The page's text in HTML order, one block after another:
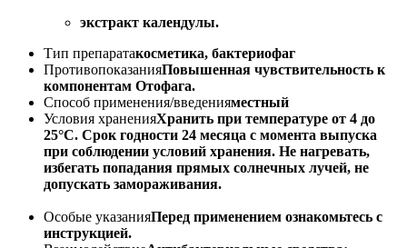
экстракт календулы.
Тип препаратакосметика, бактериофаг
ПротивопоказанияПовышенная чувствительность к
компонентам Отофага.
Способ применения/введенияместный
Условия храненияХранить при температуре от 4 до
25°С. Срок годности 24 месяца с момента выпуска
при соблюдении условий хранения. Не нагревать,
избегать попадания прямых солнечных лучей, не
допускать замораживания.
Особые указанияПеред применением ознакомьтесь с
инструкцией.